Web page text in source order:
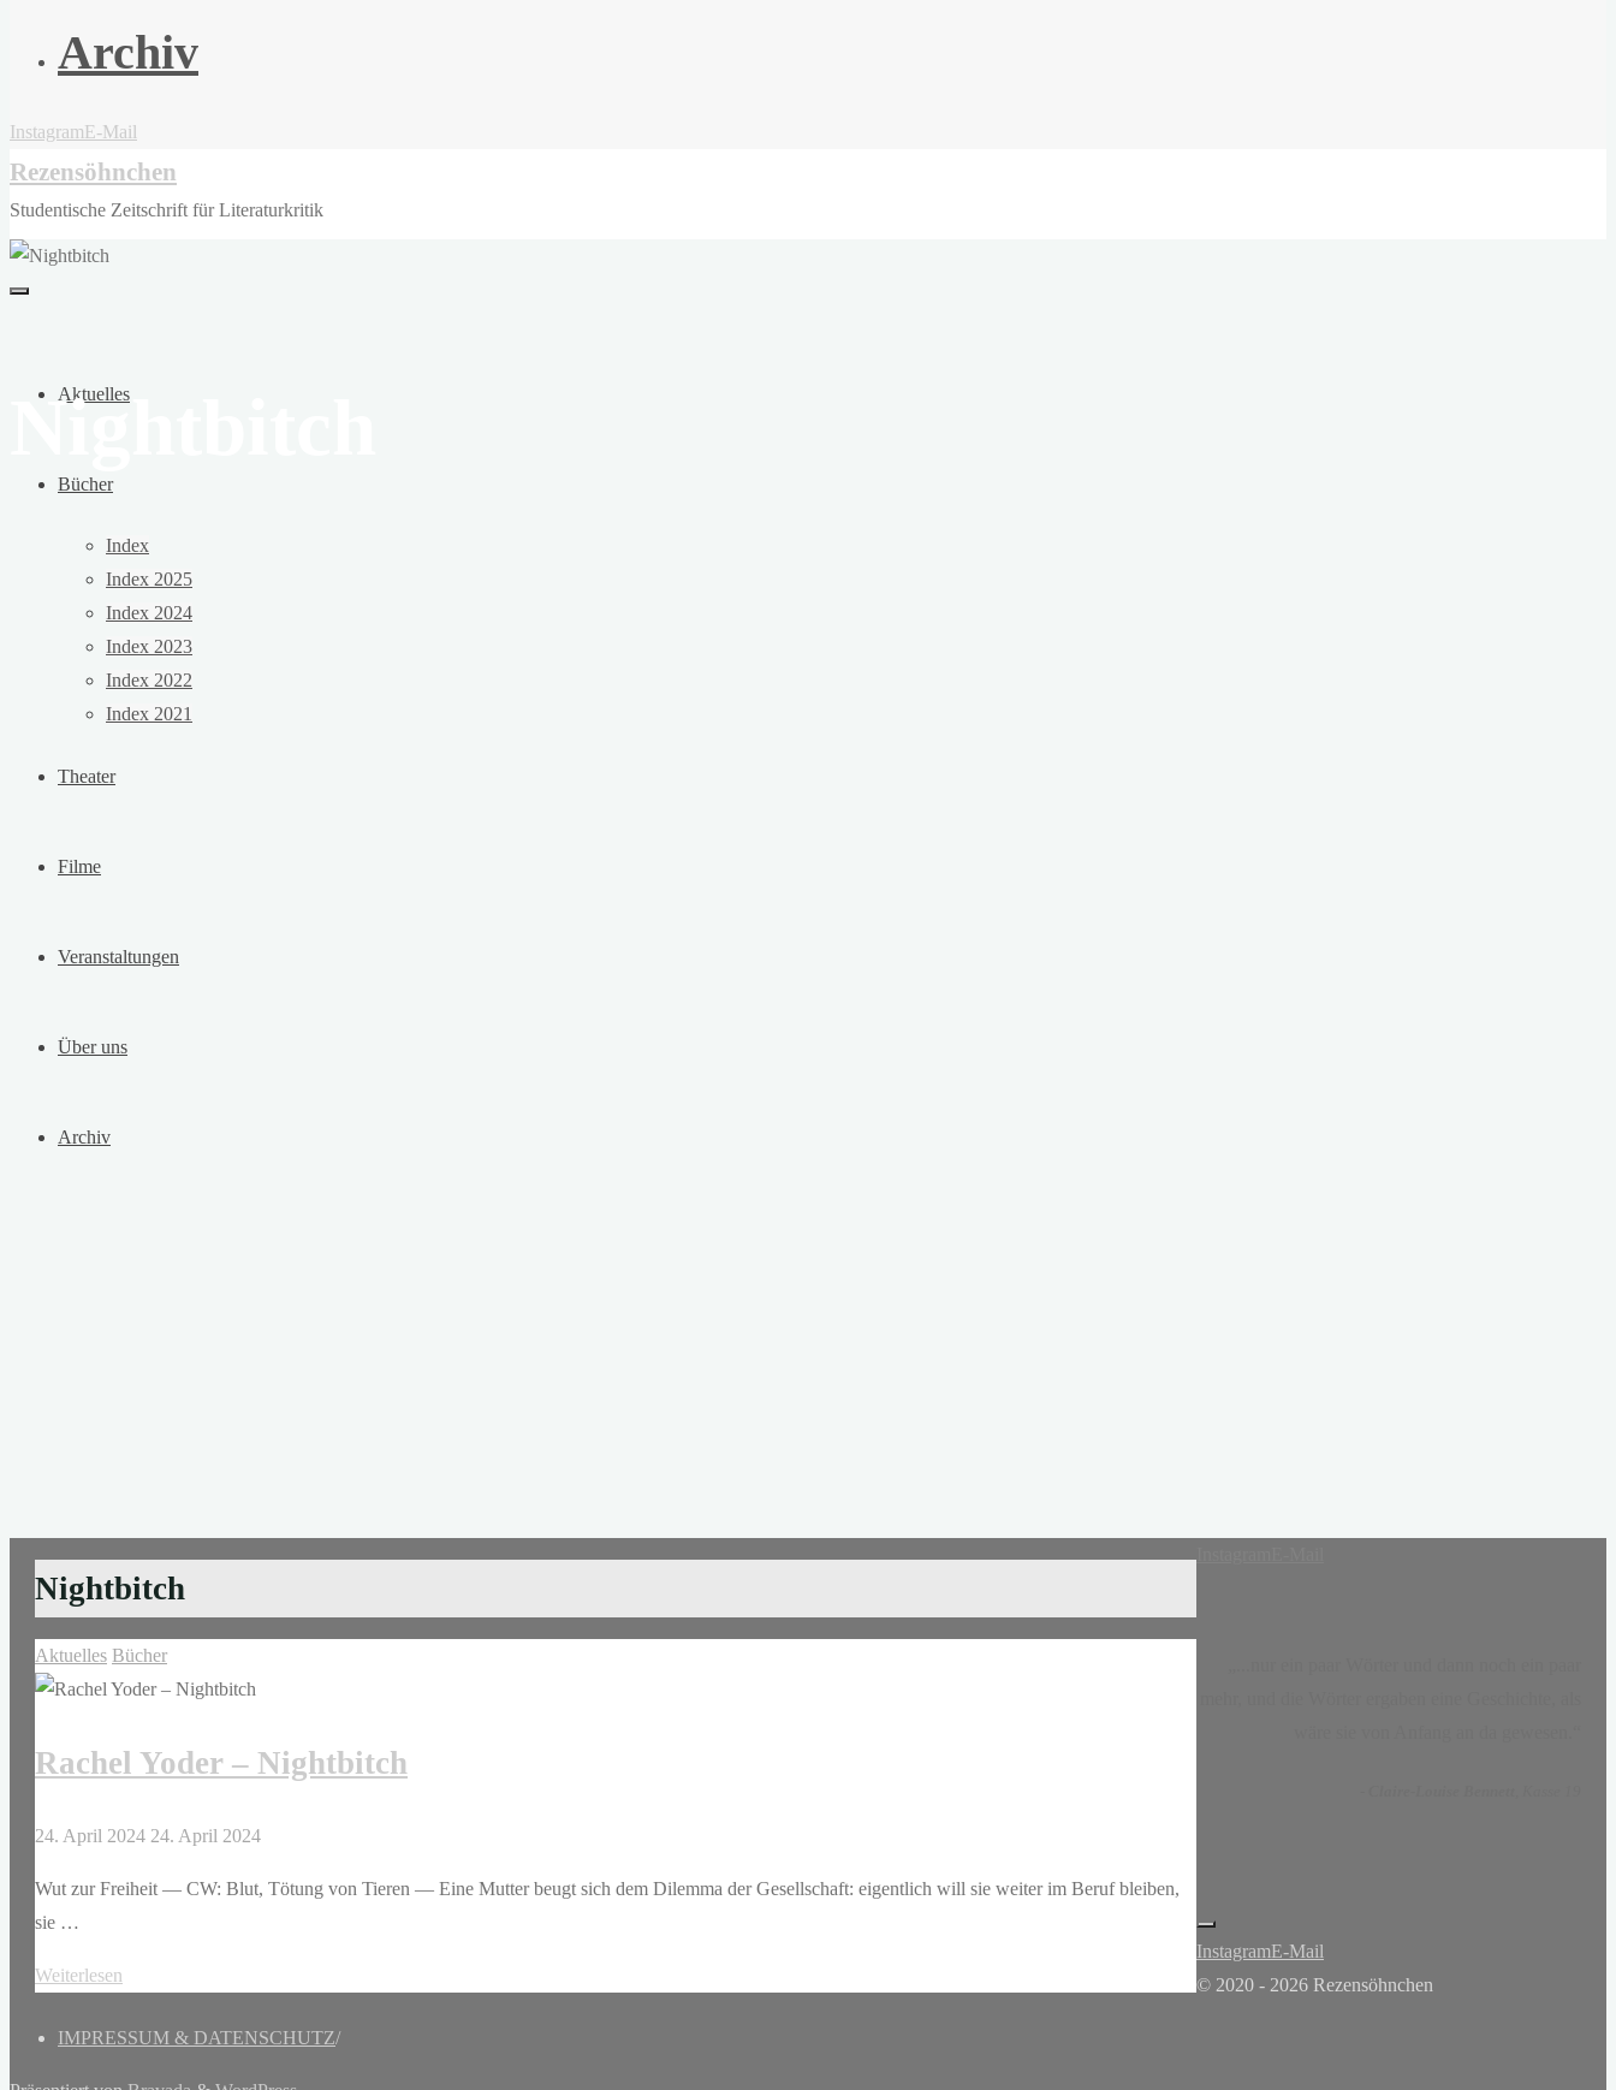
Archiv
InstagramE-Mail
Rezensöhnchen
Studentische Zeitschrift für Literaturkritik
Aktuelles
Bücher
Index
Index 2025
Index 2024
Index 2023
Index 2022
Index 2021
Theater
Filme
Veranstaltungen
Über uns
Archiv
Nightbitch
Nightbitch
Aktuelles Bücher
Rachel Yoder – Nightbitch
24. April 2024 24. April 2024
Wut zur Freiheit — CW: Blut, Tötung von Tieren — Eine Mutter beugt sich dem Dilemma der Gesellschaft: eigentlich will sie weiter im Beruf bleiben,
sie …
Weiterlesen
–
InstagramE-Mail
© 2020 - 2026 Rezensöhnchen
IMPRESSUM & DATENSCHUTZ/